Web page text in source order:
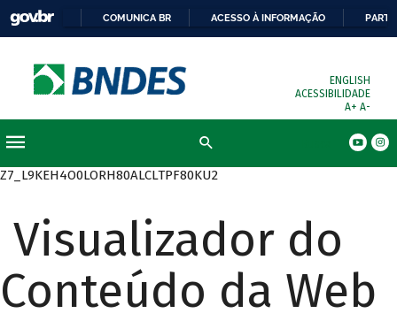
COMUNICA BR ACESSO À INFORMAÇÃO
ENGLISH
ACESSIBILIDADE
A+ A-
Z7_L9KEH4O0LORH80ALCLTPF80KU2
Visualizador do
Conteúdo da Web